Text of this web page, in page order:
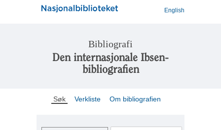
English
Bibliografi
Den internasjonale Ibsen-
bibliografien
Søk Verkliste Om bibliografien